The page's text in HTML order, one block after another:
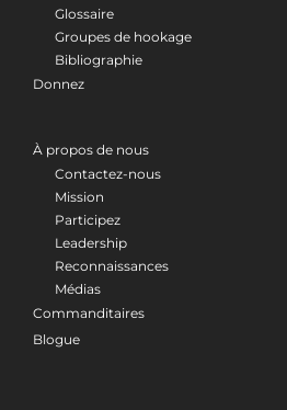
Glossaire
Groupes de hookage
Bibliographie
Donnez
À propos de nous
Contactez-nous
Mission
Participez
Leadership
Reconnaissances
Médias
Commanditaires
Blogue